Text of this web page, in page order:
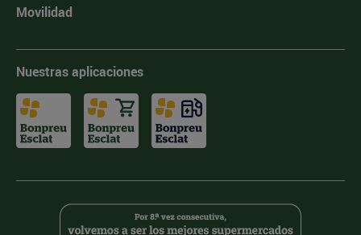
Movilidad
Nuestras aplicaciones